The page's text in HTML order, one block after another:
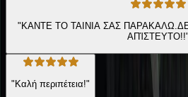
"ΚΑΝΤΕ ΤΟ ΤΑΙΝΙΑ ΣΑΣ
ΑΠΊΣΤΕΥΤΟ!!"
"Καλή περιπέτεια!"